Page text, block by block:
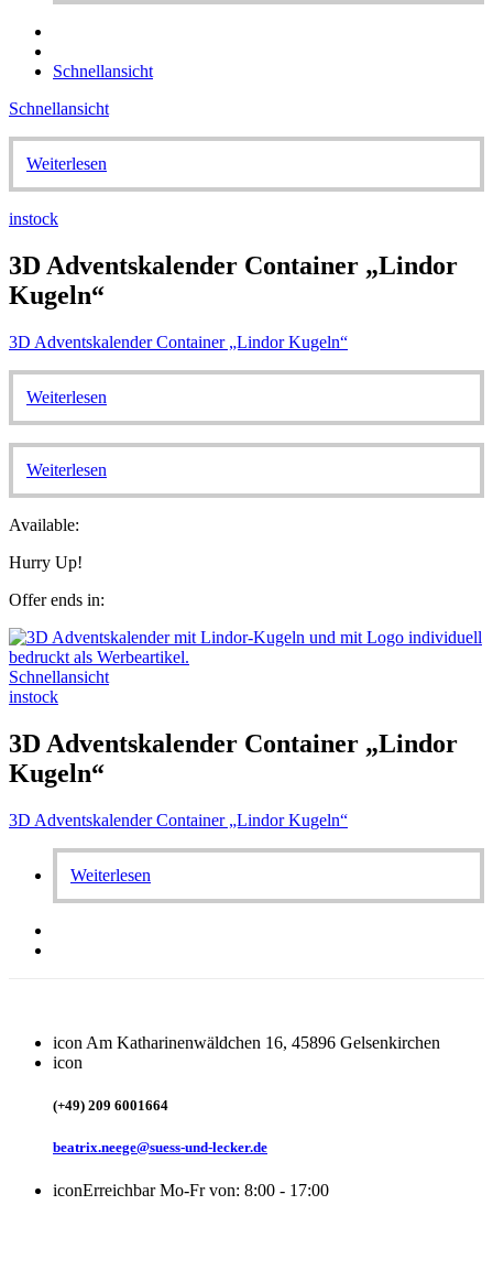
Schnellansicht
Schnellansicht
Weiterlesen
instock
3D Adventskalender Container „Lindor
Kugeln“
3D Adventskalender Container „Lindor Kugeln“
Weiterlesen
Weiterlesen
Available:
Hurry Up!
Offer ends in:
Schnellansicht
instock
3D Adventskalender Container „Lindor
Kugeln“
3D Adventskalender Container „Lindor Kugeln“
Weiterlesen
icon Am Katharinenwäldchen 16, 45896 Gelsenkirchen
icon
(+49) 209 6001664
beatrix.neege@suess-und-lecker.de
iconErreichbar Mo-Fr von: 8:00 - 17:00